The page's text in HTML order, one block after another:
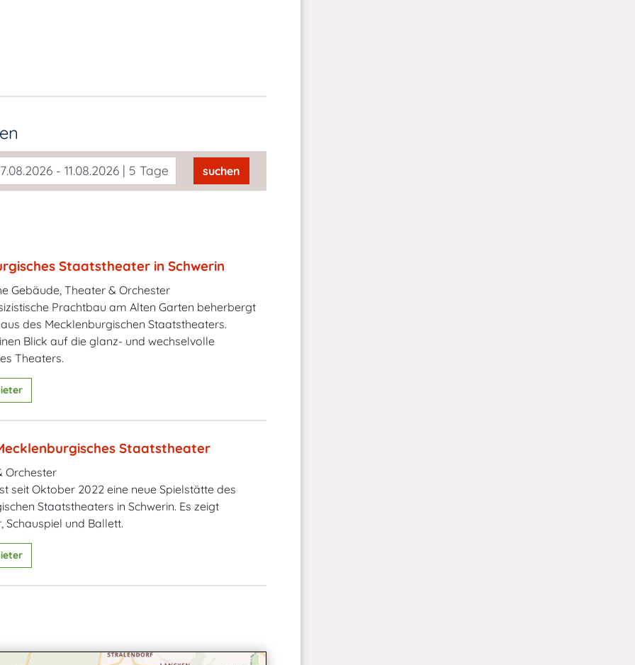
- 11.08.2026 | 5 Tage suchen
Staatstheater in Schwerin
Gebäude, Theater & Orchester
Prachtbau am Alten Garten beherbergt
des Mecklenburgischen Staatstheaters.
Blick auf die glanz- und wechselvolle
Theaters.
Staatstheater
Orchester
seit Oktober 2022 eine neue Spielstätte des
Staatstheaters in Schwerin. Es zeigt
Schauspiel und Ballett.